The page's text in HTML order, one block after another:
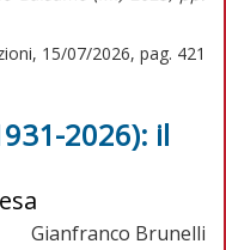
15/07/2026, pag. 421
2026): il
Gianfranco Brunelli